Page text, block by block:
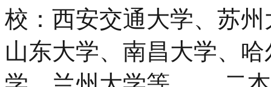
校：西安交通大学、苏
山东大学、南昌大学、